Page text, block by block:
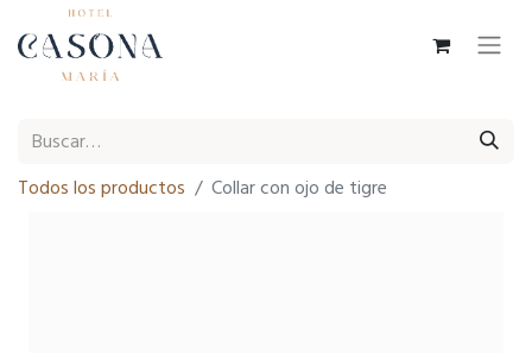
Todos los productos Collar con ojo de tigre